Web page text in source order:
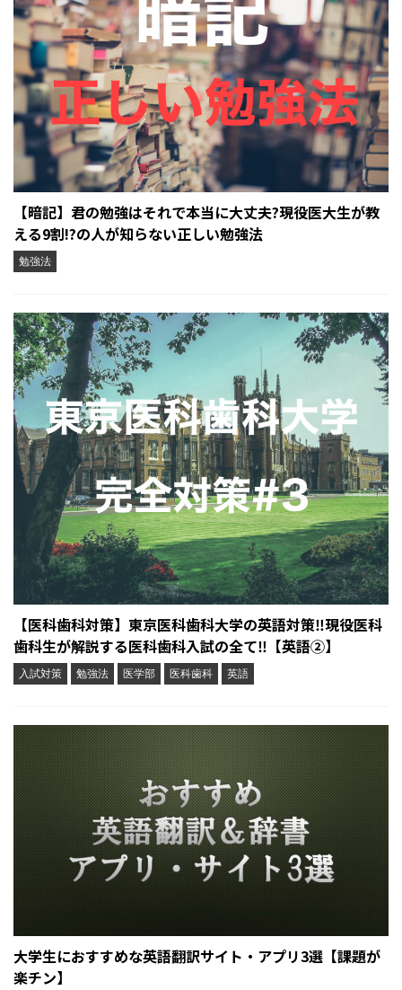
【暗記】君の勉強はそれで本当に大丈夫?現役医大生が教
える9割!?の人が知らない正しい勉強法
勉強法
【医科歯科対策】東京医科歯科大学の英語対策‼︎現役医科
歯科生が解説する医科歯科入試の全て‼︎【英語②】
入試対策 勉強法 医学部 医科歯科 英語
大学生におすすめな英語翻訳サイト・アプリ3選【課題が
楽チン】